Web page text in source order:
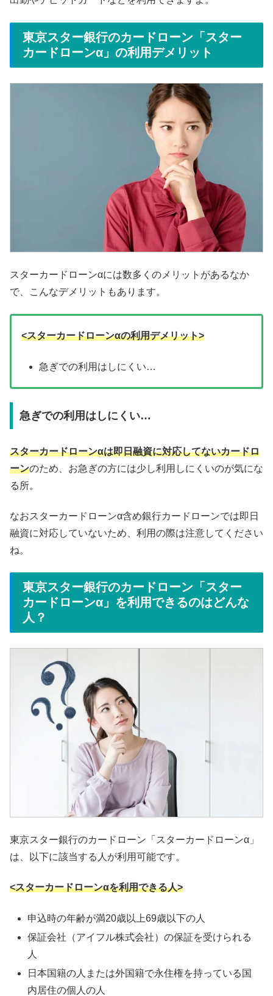
東京スター銀行のカードローン「スター
カードローンα」の利用デメリット
スターカードローンαには数多くのメリットがあるなか
で、こんなデメリットもあります。
<スターカードローンαの利用デメリット>
急ぎでの利用はしにくい…
急ぎでの利用はしにくい…
スターカードローンαは即日融資に対応してないカードロ
ーンのため、お急ぎの方には少し利用しにくいのが気にな
る所。
なおスターカードローンα含め銀行カードローンでは即日
融資に対応していないため、利用の際は注意してください
ね。
東京スター銀行のカードローン「スター
カードローンα」を利用できるのはどんな
人？
東京スター銀行のカードローン「スターカードローンα」
は、以下に該当する人が利用可能です。
<スターカードローンαを利用できる人>
申込時の年齢が満20歳以上69歳以下の人
保証会社（アイフル株式会社）の保証を受けられる
人
日本国籍の人または外国籍で永住権を持っている国
内居住の個人の人